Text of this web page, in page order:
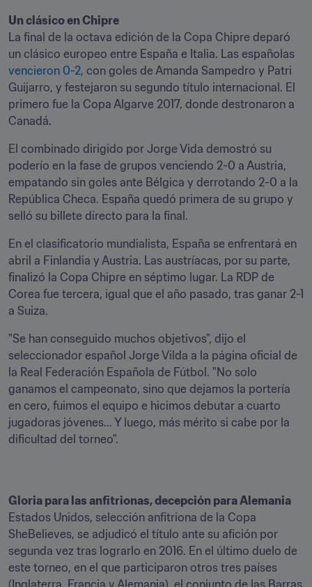
Un clásico en Chipre
La final de la octava edición de la Copa Chipre deparó
vencieron 0-2, con goles de Amanda Sampedro y Patri
Guijarro, y festejaron su segundo título internacional. El
primero fue la Copa Algarve 2017, donde destronaron a
Canadá.
El combinado dirigido por Jorge Vida demostró su
poderío en la fase de grupos venciendo 2-0 a Austria,
empatando sin goles ante Bélgica y derrotando 2-0 a la
República Checa. España quedó primera de su grupo y
selló su billete directo para la final.
En el clasificatorio mundialista, España se enfrentará en
abril a Finlandia y Austria. Las austríacas, por su parte,
finalizó la Copa Chipre en séptimo lugar. La RDP de
Corea fue tercera, igual que el año pasado, tras ganar 2-1
a Suiza.
"Se han conseguido muchos objetivos", dijo el
seleccionador español Jorge Vilda a la página oficial de
la Real Federación Española de Fútbol. "No solo
ganamos el campeonato, sino que dejamos la portería
en cero, fuimos el equipo e hicimos debutar a cuarto
jugadoras jóvenes... Y luego, más mérito si cabe por la
dificultad del torneo".
Gloria para las anfitrionas, decepción para Alemania
Estados Unidos, selección anfitriona de la Copa
SheBelieves, se adjudicó el título ante su afición por
segunda vez tras lograrlo en 2016. En el último duelo de
este torneo, en el que participaron otros tres países
(Inglaterra, Francia y Alemania), el conjunto de las Barras